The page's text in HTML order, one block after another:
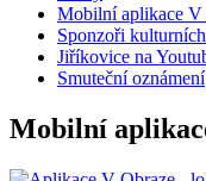
Mobilní aplikace V
Sponzoři
Jiříkovice na
Smuteční oznámení
Mobilní